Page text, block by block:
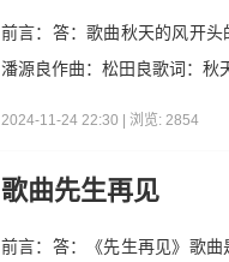
前言：答：歌曲秋天的风开头
潘源良作曲：松田良歌词：秋
2024-11-24 22:30 | 浏览: 2854
歌曲先生再见
前言：答：《先生再见》歌